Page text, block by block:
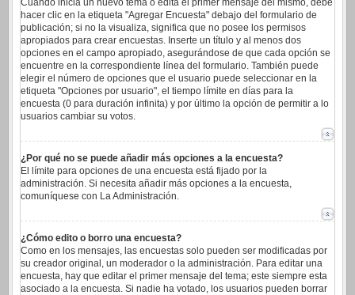
Cuando inicia un nuevo tema o edita el primer mensaje del mismo, debe
hacer clic en la etiqueta "Agregar Encuesta" debajo del formulario de
publicación; si no la visualiza, significa que no posee los permisos
apropiados para crear encuestas. Inserte un título y al menos dos
opciones en el campo apropiado, asegurándose de que cada opción se
encuentre en la correspondiente línea del formulario. También puede
elegir el número de opciones que el usuario puede seleccionar en la
etiqueta "Opciones por usuario", el tiempo límite en días para la
encuesta (0 para duración infinita) y por último la opción de permitir a lo
usuarios cambiar su votos.
¿Por qué no se puede añadir más opciones a la encuesta?
El límite para opciones de una encuesta está fijado por la
administración. Si necesita añadir más opciones a la encuesta,
comuníquese con La Administración.
¿Cómo edito o borro una encuesta?
Como en los mensajes, las encuestas solo pueden ser modificadas por
su creador original, un moderador o la administración. Para editar una
encuesta, hay que editar el primer mensaje del tema; este siempre esta
asociado a la encuesta. Si nadie ha votado, los usuarios pueden borrar